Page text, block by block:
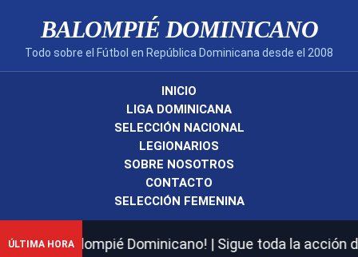
BALOMPIÉ DOMINICANO
Todo sobre el Fútbol en República Dominicana desde el 2008
INICIO
LIGA DOMINICANA
SELECCIÓN NACIONAL
LEGIONARIOS
SOBRE NOSOTROS
CONTACTO
SELECCIÓN FEMENINA
ÚLTIMA HORABalompié Dominicano! | Sigue toda la acción de